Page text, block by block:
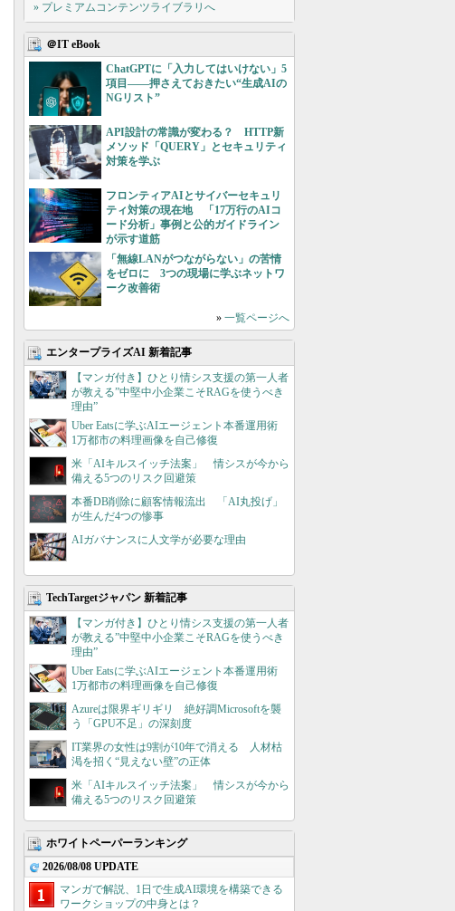
» プレミアムコンテンツライブラリへ
＠IT eBook
ChatGPTに「入力してはいけない」5
項目――押さえておきたい“生成AIの
NGリスト”
API設計の常識が変わる？ HTTP新
メソッド「QUERY」とセキュリティ
対策を学ぶ
フロンティアAIとサイバーセキュリ
ティ対策の現在地 「17万行のAIコ
ード分析」事例と公的ガイドライン
が示す道筋
「無線LANがつながらない」の苦情
をゼロに 3つの現場に学ぶネットワ
ーク改善術
» 一覧ページへ
エンタープライズAI 新着記事
【マンガ付き】ひとり情シス支援の第一人者
が教える”中堅中小企業こそRAGを使うべき
理由”
Uber Eatsに学ぶAIエージェント本番運用術
1万都市の料理画像を自己修復
米「AIキルスイッチ法案」 情シスが今から
備える5つのリスク回避策
本番DB削除に顧客情報流出 「AI丸投げ」
が生んだ4つの惨事
AIガバナンスに人文学が必要な理由
TechTargetジャパン 新着記事
【マンガ付き】ひとり情シス支援の第一人者
が教える”中堅中小企業こそRAGを使うべき
理由”
Uber Eatsに学ぶAIエージェント本番運用術
1万都市の料理画像を自己修復
Azureは限界ギリギリ 絶好調Microsoftを襲
う「GPU不足」の深刻度
IT業界の女性は9割が10年で消える 人材枯
渇を招く“見えない壁”の正体
米「AIキルスイッチ法案」 情シスが今から
備える5つのリスク回避策
ホワイトペーパーランキング
2026/08/08 UPDATE
マンガで解説、1日で生成AI環境を構築できる
ワークショップの中身とは？